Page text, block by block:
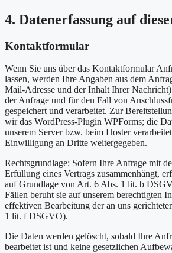
4. Datenerfassung auf
Kontaktformular
Wenn Sie uns über das Kontaktformular
lassen, werden Ihre Angaben aus dem
Mail-Adresse und der Inhalt Ihrer
der Anfrage und für den Fall von
gespeichert und verarbeitet. Zur
wir das WordPress-Plugin WPForms; die
unserem Server bzw. beim Hoster
Einwilligung an Dritte weitergegeben.
Rechtsgrundlage: Sofern Ihre Anfrage mit
Erfüllung eines Vertrags zusammenhängt,
auf Grundlage von Art. 6 Abs. 1 lit. b
Fällen beruht sie auf unserem berechtigten
effektiven Bearbeitung der an uns
1 lit. f DSGVO).
Die Daten werden gelöscht, sobald Ihre
bearbeitet ist und keine gesetzlichen